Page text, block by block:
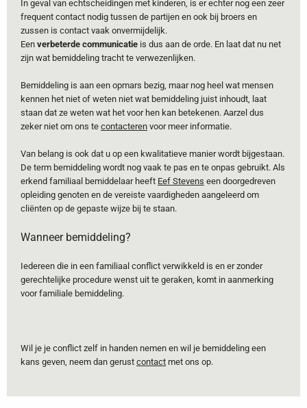
In geval van echtscheidingen met kinderen, is er echter nog een zeer
frequent contact nodig tussen de partijen en ook bij broers en
zussen is contact vaak onvermijdelijk.
Een verbeterde communicatie is dus aan de orde. En laat dat nu net
zijn wat bemiddeling tracht te verwezenlijken.
Bemiddeling is aan een opmars bezig, maar nog heel wat mensen
kennen het niet of weten niet wat bemiddeling juist inhoudt, laat
staan dat ze weten wat het voor hen kan betekenen. Aarzel dus
zeker niet om ons te contacteren voor meer informatie.
Van belang is ook dat u op een kwalitatieve manier wordt bijgestaan.
De term bemiddeling wordt nog vaak te pas en te onpas gebruikt. Als
erkend familiaal bemiddelaar heeft Eef Stevens een doorgedreven
opleiding genoten en de vereiste vaardigheden aangeleerd om
cliënten op de gepaste wijze bij te staan.
Wanneer bemiddeling?
Iedereen die in een familiaal conflict verwikkeld is en er zonder
gerechtelijke procedure wenst uit te geraken, komt in aanmerking
voor familiale bemiddeling.
Wil je je conflict zelf in handen nemen en wil je bemiddeling een
kans geven, neem dan gerust contact met ons op.